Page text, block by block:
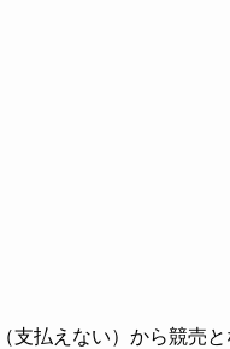
支払えない）から競売